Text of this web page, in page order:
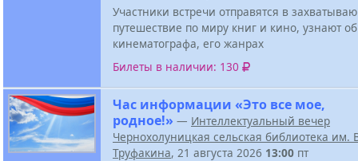
Участники встречи отправятся в
путешествие по миру книг и кино, узнают
кинематографа, его жанрах
Билеты в наличии: 130
Час информации «Это все мое,
родное!» — Интеллектуальный вечер
Чернохолуницкая сельская библиотека им.
Труфакина, 21 августа 2026 13:00 пт